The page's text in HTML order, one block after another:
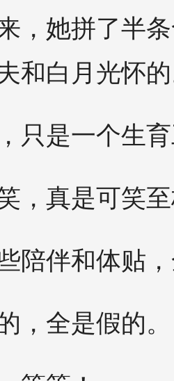
，她拼了半
和白月光怀
只是一个生
，真是可笑
陪伴和体贴
，全是假的。